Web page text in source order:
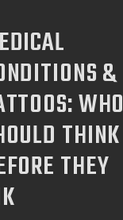
&
WHO
THINK
THEY